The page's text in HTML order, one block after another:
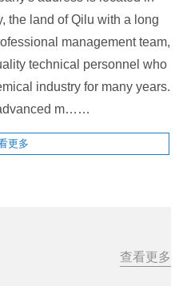
the land of Qilu with a long
management team,
technical personnel who
industry for many years.
m……
更多
查看更多